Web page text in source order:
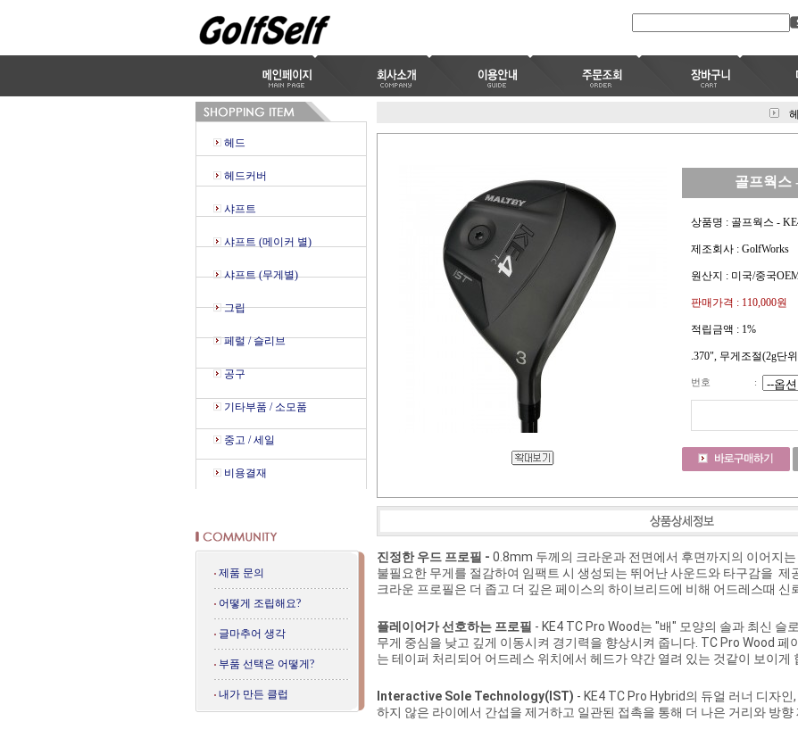
헤드
헤드커버
샤프트
샤프트 (메이커 별)
샤프트 (무게별)
그립
페럴 / 슬리브
공구
기타부품 / 소모품
중고 / 세일
비용결재
제품 문의
어떻게 조립해요?
글마추어 생각
부품 선택은 어떻게?
내가 만든 클럽
골프웍스
상품명 : 골프웍스 -
제조회사 : GolfWorks
원산지 : 미국/중국
판매가격 : 110,000원
적립금액 : 1%
.370", 무게조절(2g단
번호 :
진정한 우드 프로필 - 0.8mm 두께의 크라운과 전면에서 후면까지의 이어지
불필요한 무게를 절감하여 임팩트 시 생성되는 뛰어난 사운드와 타구감을 제
크라운 프로필은 더 좁고 더 깊은 페이스의 하이브리드에 비해 어드레스때 신
플레이어가 선호하는 프로필 - KE4 TC Pro Wood는 "배" 모양의 솔과 최신 슬
무게 중심을 낮고 깊게 이동시켜 경기력을 향상시켜 줍니다. TC Pro Wood 페
는 테이퍼 처리되어 어드레스 위치에서 헤드가 약간 열려 있는 것같이 보이게
Interactive Sole Technology(IST) - KE4 TC Pro Hybrid의 듀얼 러너 디자
하지 않은 라이에서 간섭을 제거하고 일관된 접촉을 통해 더 나은 거리와 방향